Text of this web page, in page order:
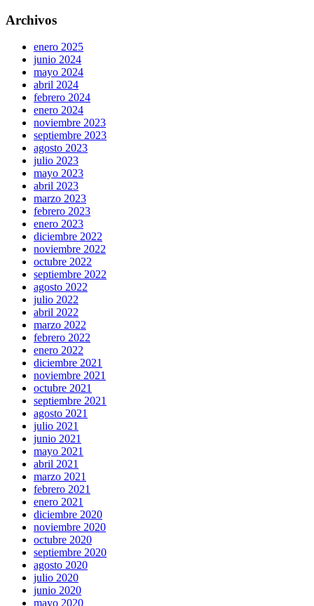
Archivos
enero 2025
junio 2024
mayo 2024
abril 2024
febrero 2024
enero 2024
noviembre 2023
septiembre 2023
agosto 2023
julio 2023
mayo 2023
abril 2023
marzo 2023
febrero 2023
enero 2023
diciembre 2022
noviembre 2022
octubre 2022
septiembre 2022
agosto 2022
julio 2022
abril 2022
marzo 2022
febrero 2022
enero 2022
diciembre 2021
noviembre 2021
octubre 2021
septiembre 2021
agosto 2021
julio 2021
junio 2021
mayo 2021
abril 2021
marzo 2021
febrero 2021
enero 2021
diciembre 2020
noviembre 2020
octubre 2020
septiembre 2020
agosto 2020
julio 2020
junio 2020
mayo 2020